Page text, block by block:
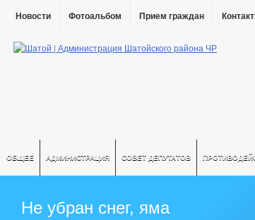
Новости Фотоальбом Прием граждан
ОБЩЕЕ АДМИНИСТРАЦИЯ СОВЕТ ДЕПУТАТОВ
Не убран снег, яма